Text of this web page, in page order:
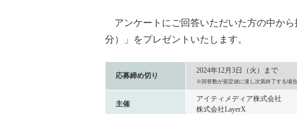
アンケートにご回答いただいた方の中から
分）」をプレゼントいたします。
応募締め切り
2024年12月3日（火）まで
※回答数が規定値に達し次第終了する場
主催
アイティメディア株式会社
株式会社LayerX